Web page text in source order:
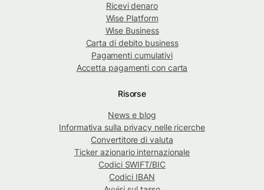
Ricevi denaro
Wise Platform
Wise Business
Carta di debito business
Pagamenti cumulativi
Accetta pagamenti con carta
Risorse
News e blog
Informativa sulla privacy nelle ricerche
Convertitore di valuta
Ticker azionario internazionale
Codici SWIFT/BIC
Codici IBAN